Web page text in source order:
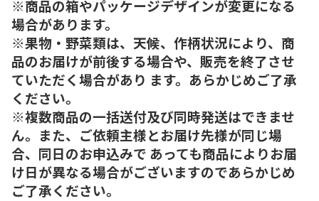
※商品の箱やパッケージデザインが変更になる
場合があります。
※果物・野菜類は、天候、作柄状況により、商
品のお届けが前後する場合や、販売を終了させ
ていただく場合があり ます。あらかじめご了承
ください。
※複数商品の一括送付及び同時発送はできませ
ん。また、ご依頼主様とお届け先様が同じ場
合、同日のお申込みで あっても商品によりお届
け日が異なる場合がございますのであらかじめ
ご了承ください。